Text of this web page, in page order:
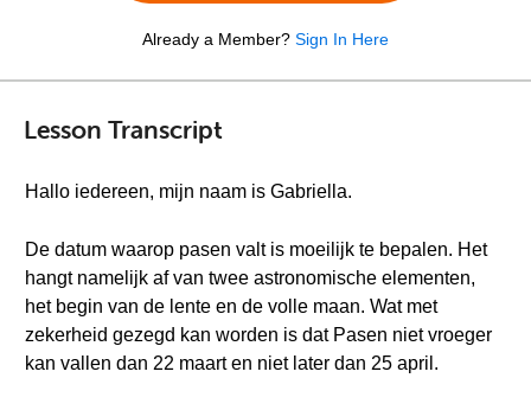
Already a Member? Sign In Here
Lesson Transcript
Hallo iedereen, mijn naam is Gabriella.
De datum waarop pasen valt is moeilijk te bepalen. Het
hangt namelijk af van twee astronomische elementen,
het begin van de lente en de volle maan. Wat met
zekerheid gezegd kan worden is dat Pasen niet vroeger
kan vallen dan 22 maart en niet later dan 25 april.